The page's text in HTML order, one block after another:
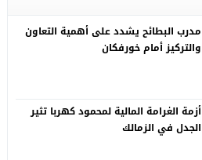
مدرب البطائح يشدد على أهمية التعاون
والتركيز أمام خورفكان
أزمة الغرامة المالية لمحمود كهربا تثير
الجدل في الزمالك